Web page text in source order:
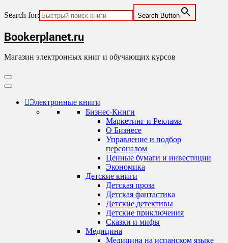
Search for: Search Button
Skip
to
content
Bookerplanet.ru
Магазин электронных книг и обучающих курсов
Primary
Menu
Электронные книги
Бизнес-Книги
Маркетинг и Реклама
О Бизнесе
Управление и подбор
персоналом
Ценные бумаги и инвестиции
Экономика
Детские книги
Детская проза
Детская фантастика
Детские детективы
Детские приключения
Сказки и мифы
Медицина
Медицина на испанском языке